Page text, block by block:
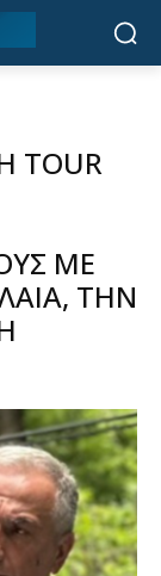
TOUR
ΜΕ
ΤΗΝ